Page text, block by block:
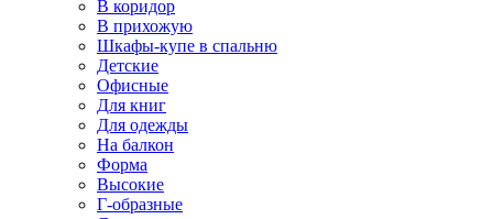
В коридор
В прихожую
Шкафы-купе в спальню
Детские
Офисные
Для книг
Для одежды
На балкон
Форма
Высокие
Г-образные